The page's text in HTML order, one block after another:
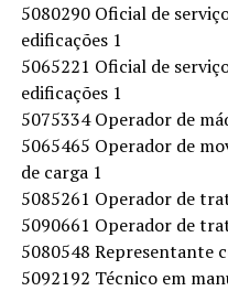
5080290 Oficial de
edificações 1
5065221 Oficial de
edificações 1
5075334 Operador de
5065465 Operador de
de carga 1
5085261 Operador de
5090661 Operador de
5080548 Representante
5092192 Técnico em